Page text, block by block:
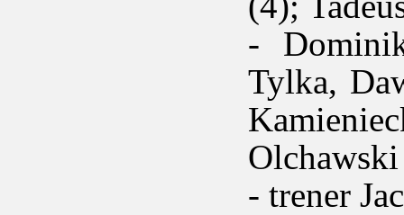
-
Tylka,
- trener